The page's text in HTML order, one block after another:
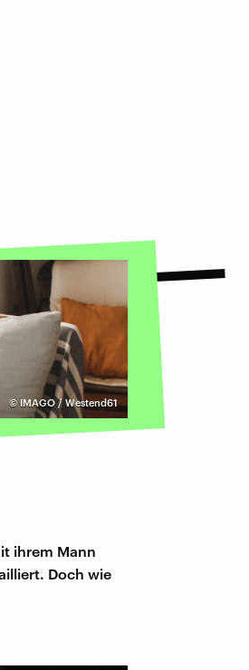
© IMAGO / Westend61
ihrem Mann
Doch wie